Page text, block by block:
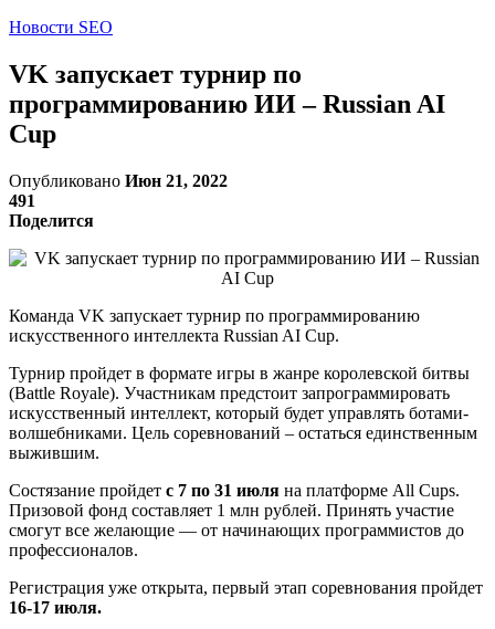
Новости SEO
VK запускает турнир по
программированию ИИ – Russian AI
Cup
Опубликовано Июн 21, 2022
491
Поделится
Команда VK запускает турнир по программированию
искусственного интеллекта Russian AI Cup.
Турнир пройдет в формате игры в жанре королевской битвы
(Battle Royale). Участникам предстоит запрограммировать
искусственный интеллект, который будет управлять ботами-
волшебниками. Цель соревнований – остаться единственным
выжившим.
Состязание пройдет с 7 по 31 июля на платформе All Cups.
Призовой фонд составляет 1 млн рублей. Принять участие
смогут все желающие — от начинающих программистов до
профессионалов.
Регистрация уже открыта, первый этап соревнования пройдет
16-17 июля.